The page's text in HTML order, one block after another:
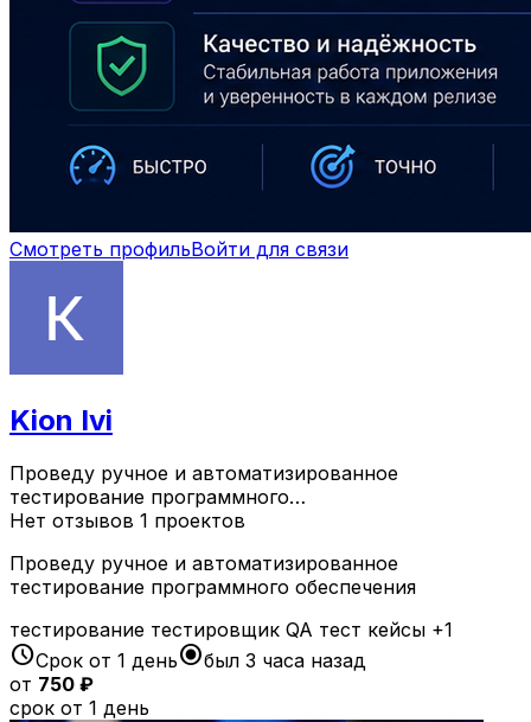
Смотреть профильВойти для связи
Kion Ivi
Проведу ручное и автоматизированное
тестирование программного…
Нет отзывов 1 проектов
Проведу ручное и автоматизированное
тестирование программного обеспечения
тестирование тестировщик QA тест кейсы +1
scheduleСрок от 1 деньradio_button_checkedбыл 3 часа назад
от 750 ₽
срок от 1 день